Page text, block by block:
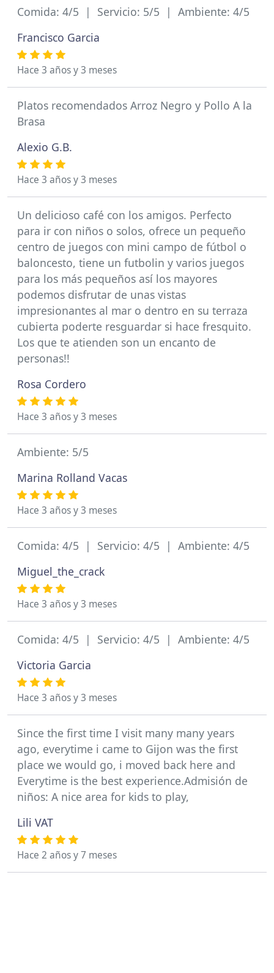
Comida: 4/5 | Servicio: 5/5 | Ambiente: 4/5
Francisco Garcia
Hace 3 años y 3 meses
Platos recomendados Arroz Negro y Pollo A la
Brasa
Alexio G.B.
Hace 3 años y 3 meses
Un delicioso café con los amigos. Perfecto
para ir con niños o solos, ofrece un pequeño
centro de juegos con mini campo de fútbol o
baloncesto, tiene un futbolin y varios juegos
para los más pequeños así los mayores
podemos disfrutar de unas vistas
impresionantes al mar o dentro en su terraza
cubierta poderte resguardar si hace fresquito.
Los que te atienden son un encanto de
personas!!
Rosa Cordero
Hace 3 años y 3 meses
Ambiente: 5/5
Marina Rolland Vacas
Hace 3 años y 3 meses
Comida: 4/5 | Servicio: 4/5 | Ambiente: 4/5
Miguel_the_crack
Hace 3 años y 3 meses
Comida: 4/5 | Servicio: 4/5 | Ambiente: 4/5
Victoria Garcia
Hace 3 años y 3 meses
Since the first time I visit many many years
ago, everytime i came to Gijon was the first
place we would go, i moved back here and
Everytime is the best experience.Admisión de
niños: A nice area for kids to play,
Lili VAT
Hace 2 años y 7 meses